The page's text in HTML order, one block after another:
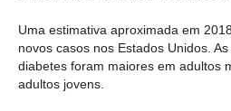
Uma estimativa aproximada em 2018
novos casos nos Estados Unidos.
diabetes foram maiores em adultos
adultos jovens.